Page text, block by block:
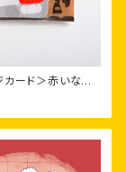
カード＞赤いなぞ